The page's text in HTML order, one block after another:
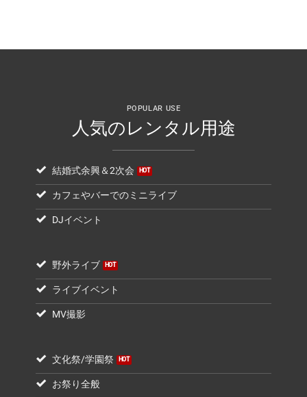
POPULAR USE
人気のレンタル用途
結婚式余興＆2次会
カフェやバーでのミニライブ
DJイベント
野外ライブ
ライブイベント
MV撮影
文化祭/学園祭
お祭り全般